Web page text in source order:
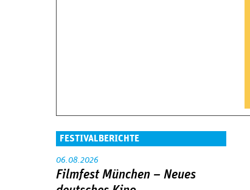
FESTIVALBERICHTE
06.08.2026
Filmfest München – Neues